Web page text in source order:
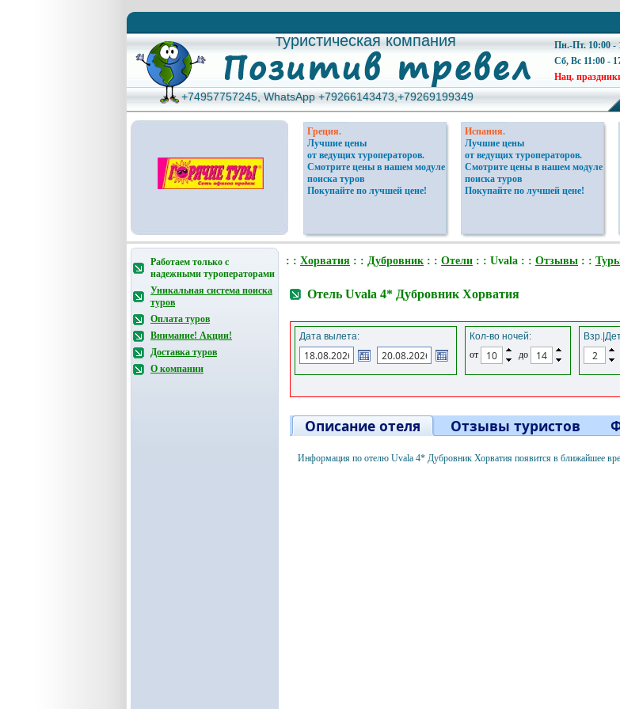
туристическая компания
туристическая компания
Пн.-Пт. 10:00 -
Сб, Вс 11:00 -
Нац.
+74957757245, WhatsApp +79266143473,+79269199349
+74957757245, WhatsApp +79266143473,+79269199349
Греция.
Лучшие цены
от ведущих туроператоров.
Смотрите цены в нашем модуле
поиска туров
Покупайте по лучшей цене!
Испания.
Лучшие цены
от ведущих туроператоров.
Смотрите цены в нашем модуле
поиска туров
Покупайте по лучшей цене!
Работаем только с
надежными туроператорами
Уникальная система поиска
туров
Оплата туров
Внимание! Акции!
Доставка туров
О компании
: : Хорватия : : Дубровник : : Отели : : Uvala : : Отзывы : :
Отель Uvala 4* Дубровник Хорватия
Дата вылета:
Кол-во ночей:
от
до
Описание отеля Отзывы туристов
Информация по отелю Uvala 4* Дубровник Хорватия появится в ближайшее